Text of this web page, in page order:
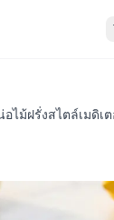
ม้ฝรั่งสไตล์เมดิเต